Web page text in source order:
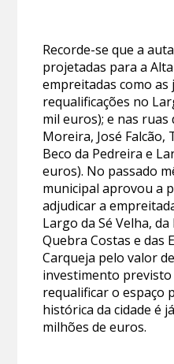
Recorde-se que a
projetadas para a
empreitadas como as
requalificações no
mil euros); e nas ruas
Moreira, José Falcão,
Beco da Pedreira e
euros). No passado
municipal aprovou a
adjudicar a
Largo da Sé Velha,
Quebra Costas e das
Carqueja pelo valor
investimento
requalificar o espaço
histórica da cidade é
milhões de euros.